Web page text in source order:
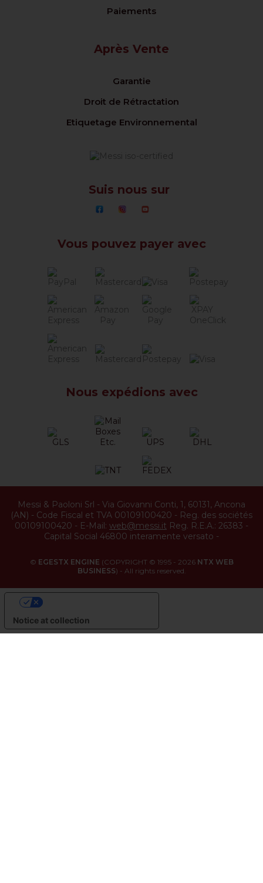
Paiements
Après Vente
Garantie
Droit de Rétractation
Etiquetage Environnemental
Suis nous sur
Vous pouvez payer avec
Nous expédions avec
Messi & Paoloni Srl - Via Giovanni Conti, 1, 60131, Ancona
(AN) - Code Fiscal et TVA 00109100420 - Reg. des sociétés
00109100420 - E-Mail: web@messi.it Reg. R.E.A.: 26383 -
Capital Social 46800 interamente versato -
© EGESTX ENGINE (COPYRIGHT © 1995 - 2026 NTX WEB
BUSINESS) - All rights reserved.
Notice at collection